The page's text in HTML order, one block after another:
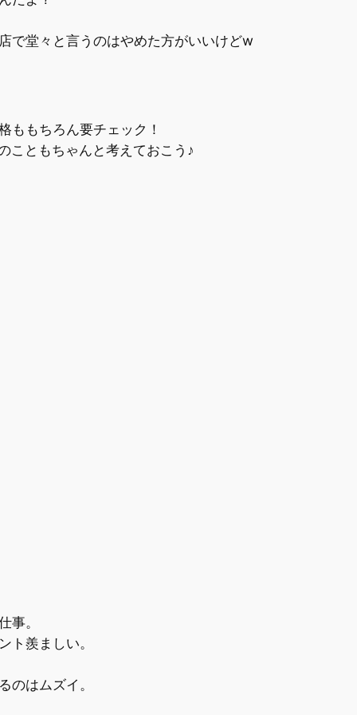
で堂々と言うのはやめた方がいいけどw
ももちろん要チェック！
こともちゃんと考えておこう♪
事。
ト羨ましい。
のはムズイ。